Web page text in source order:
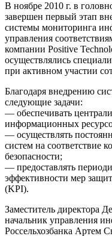
В ноябре 2010 г. в
завершен первый этап
системы мониторинга
управления
компании Positive
осуществлялись
при активном участии
Благодаря внедрению
следующие задачи:
— обеспечивать
информационных
— осуществлять
систем на соответствие
безопасности;
— предоставлять
эффективности мер
(KPI).
Заместитель директора
начальник управления
Россельхозбанка Артем